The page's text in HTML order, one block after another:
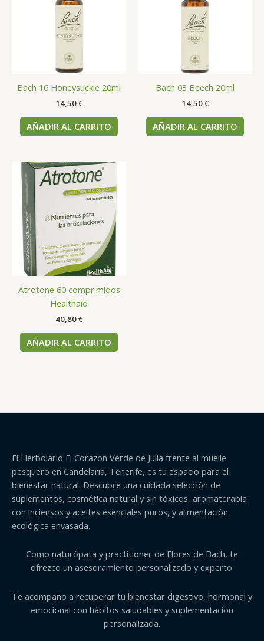
Bach 16 Honeysuckle 20ml
14,50€
AÑADIR AL CARRITO
Bach 03 Beech 20ml
14,50€
AÑADIR AL CARRITO
Atrotone 60 comprimidos
Healthaid
40,80€
AÑADIR AL CARRITO
El Herbolario El Corazón Verde de Julia frente al muelle
pesquero en Candelaria, Tenerife, es tu espacio para el
bienestar natural. Descubre una cuidada selección de
suplementos, cosmética natural y sin tóxicos, aromaterapia
con inciensos y aceites esenciales puros, y alimentación
ecológica envasada.
Como naturópata y practitioner de Flores de Bach, te
ofrezco un asesoramiento personalizado y experto.
Te acompaño a recuperar tu bienestar digestivo, hormonal y
emocional con hábitos saludables y suplementación
personalizada.